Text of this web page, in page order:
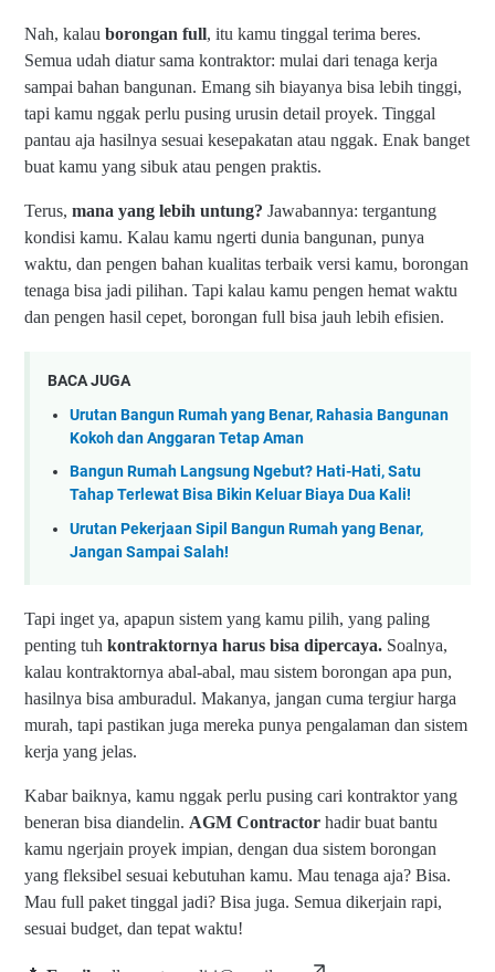
Nah, kalau borongan full, itu kamu tinggal terima beres.
Semua udah diatur sama kontraktor: mulai dari tenaga kerja
sampai bahan bangunan. Emang sih biayanya bisa lebih tinggi,
tapi kamu nggak perlu pusing urusin detail proyek. Tinggal
pantau aja hasilnya sesuai kesepakatan atau nggak. Enak banget
buat kamu yang sibuk atau pengen praktis.
Terus, mana yang lebih untung? Jawabannya: tergantung
kondisi kamu. Kalau kamu ngerti dunia bangunan, punya
waktu, dan pengen bahan kualitas terbaik versi kamu, borongan
tenaga bisa jadi pilihan. Tapi kalau kamu pengen hemat waktu
dan pengen hasil cepet, borongan full bisa jauh lebih efisien.
BACA JUGA
Urutan Bangun Rumah yang Benar, Rahasia Bangunan
Kokoh dan Anggaran Tetap Aman
Bangun Rumah Langsung Ngebut? Hati-Hati, Satu
Tahap Terlewat Bisa Bikin Keluar Biaya Dua Kali!
Urutan Pekerjaan Sipil Bangun Rumah yang Benar,
Jangan Sampai Salah!
Tapi inget ya, apapun sistem yang kamu pilih, yang paling
penting tuh kontraktornya harus bisa dipercaya. Soalnya,
kalau kontraktornya abal-abal, mau sistem borongan apa pun,
hasilnya bisa amburadul. Makanya, jangan cuma tergiur harga
murah, tapi pastikan juga mereka punya pengalaman dan sistem
kerja yang jelas.
Kabar baiknya, kamu nggak perlu pusing cari kontraktor yang
beneran bisa diandelin. AGM Contractor hadir buat bantu
kamu ngerjain proyek impian, dengan dua sistem borongan
yang fleksibel sesuai kebutuhan kamu. Mau tenaga aja? Bisa.
Mau full paket tinggal jadi? Bisa juga. Semua dikerjain rapi,
sesuai budget, dan tepat waktu!